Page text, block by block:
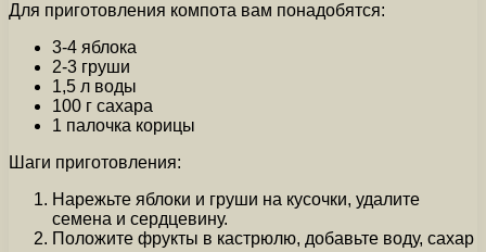
Для приготовления компота вам понадобятся:
3-4 яблока
2-3 груши
1,5 л воды
100 г сахара
1 палочка корицы
Шаги приготовления:
Нарежьте яблоки и груши на кусочки, удалите
семена и сердцевину.
Положите фрукты в кастрюлю, добавьте воду, сахар